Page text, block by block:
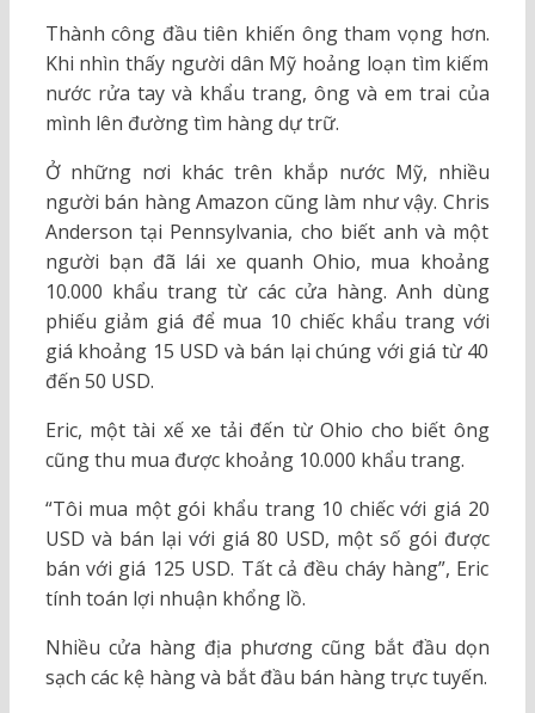
Thành công đầu tiên khiến ông tham vọng hơn.
Khi nhìn thấy người dân Mỹ hoảng loạn tìm kiếm
nước rửa tay và khẩu trang, ông và em trai của
mình lên đường tìm hàng dự trữ.
Ở những nơi khác trên khắp nước Mỹ, nhiều
người bán hàng Amazon cũng làm như vậy. Chris
Anderson tại Pennsylvania, cho biết anh và một
người bạn đã lái xe quanh Ohio, mua khoảng
10.000 khẩu trang từ các cửa hàng. Anh dùng
phiếu giảm giá để mua 10 chiếc khẩu trang với
giá khoảng 15 USD và bán lại chúng với giá từ 40
đến 50 USD.
Eric, một tài xế xe tải đến từ Ohio cho biết ông
cũng thu mua được khoảng 10.000 khẩu trang.
“Tôi mua một gói khẩu trang 10 chiếc với giá 20
USD và bán lại với giá 80 USD, một số gói được
bán với giá 125 USD. Tất cả đều cháy hàng”, Eric
tính toán lợi nhuận khổng lồ.
Nhiều cửa hàng địa phương cũng bắt đầu dọn
sạch các kệ hàng và bắt đầu bán hàng trực tuyến.